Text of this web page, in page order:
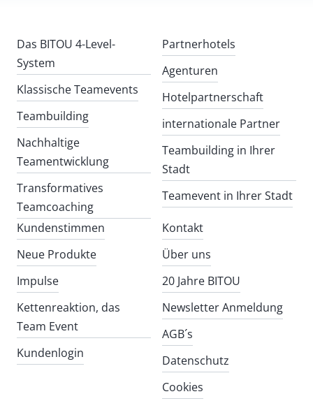
Das BITOU 4-Level-
System
Klassische Teamevents
Teambuilding
Nachhaltige
Teamentwicklung
Transformatives
Teamcoaching
Partnerhotels
Agenturen
Hotelpartnerschaft
internationale Partner
Teambuilding in Ihrer
Stadt
Teamevent in Ihrer Stadt
Kundenstimmen
Neue Produkte
Impulse
Kettenreaktion, das
Team Event
Kundenlogin
Kontakt
Über uns
20 Jahre BITOU
Newsletter Anmeldung
AGB´s
Datenschutz
Cookies